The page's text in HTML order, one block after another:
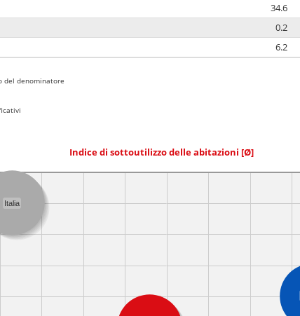
34.6
0.2
6.2
del denominatore
Indice di sottoutilizzo delle abitazioni [Ø]
Italia